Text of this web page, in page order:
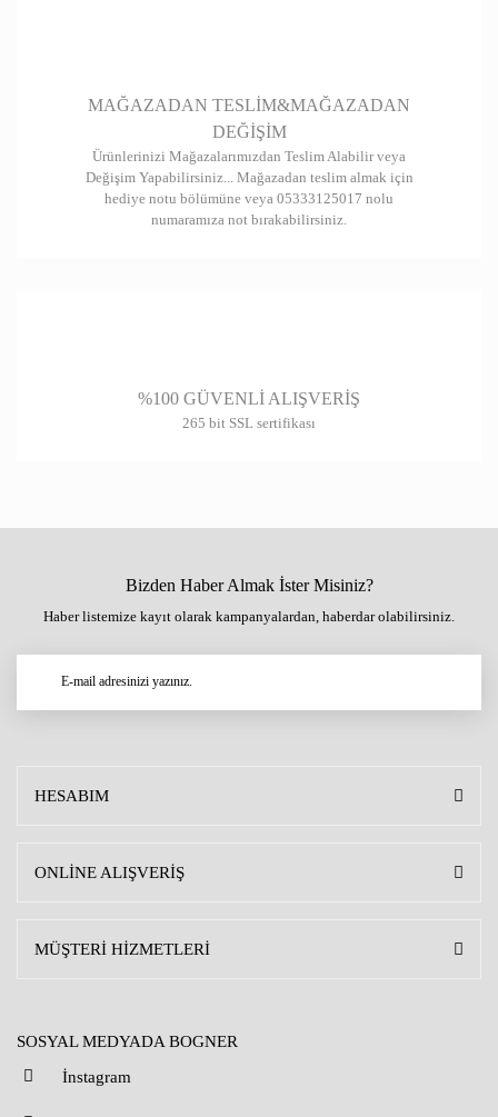
Gönder
MAĞAZADAN TESLİM&MAĞAZADAN
DEĞİŞİM
Ürünlerinizi Mağazalarımızdan Teslim Alabilir veya
Değişim Yapabilirsiniz... Mağazadan teslim almak için
hediye notu bölümüne veya 05333125017 nolu
numaramıza not bırakabilirsiniz.
%100 GÜVENLİ ALIŞVERİŞ
265 bit SSL sertifikası
Bizden Haber Almak İster Misiniz?
Haber listemize kayıt olarak kampanyalardan, haberdar olabilirsiniz.
HESABIM
ONLİNE ALIŞVERİŞ
MÜŞTERİ HİZMETLERİ
SOSYAL MEDYADA BOGNER
İnstagram